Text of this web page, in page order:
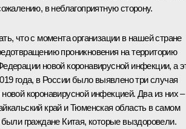
в неблагоприятную сторону.
что с момента организации в нашей стране
проникновения на территорию
новой коронавирусной инфекции, а
года, в России было выявлено три случая
коронавирусной инфекцией. Два из них –
край и Тюменская область в самом
были граждане Китая, которые выздоровели.